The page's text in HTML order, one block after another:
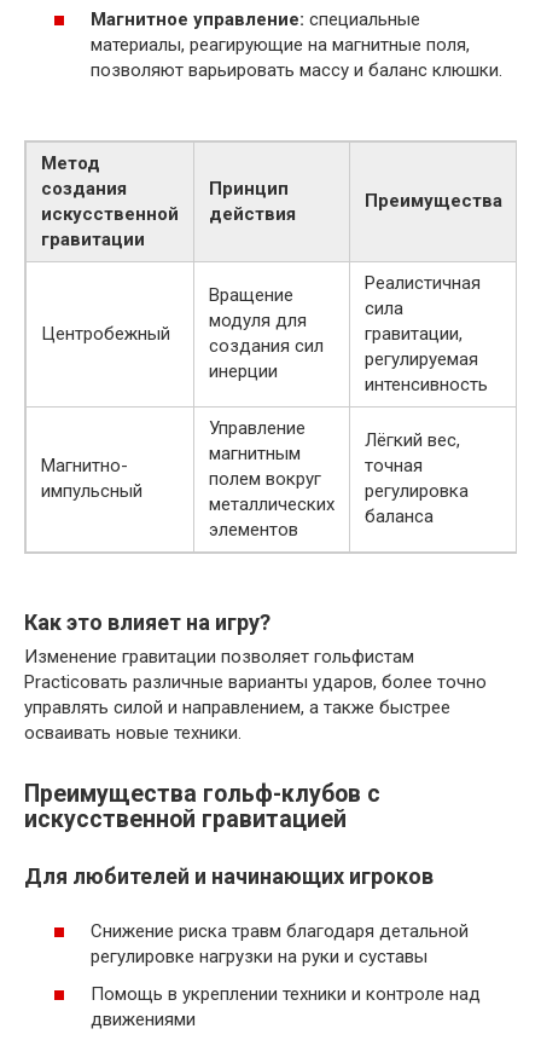
Магнитное управление: специальные
материалы, реагирующие на магнитные поля,
позволяют варьировать массу и баланс клюшки.
Метод
создания
искусственной
гравитации
Принцип
действия
Преимущества
Центробежный
Вращение
модуля для
создания сил
инерции
Реалистичная
сила
гравитации,
регулируемая
интенсивность
Магнитно-
импульсный
Управление
магнитным
полем вокруг
металлических
элементов
Лёгкий вес,
точная
регулировка
баланса
Как это влияет на игру?
Изменение гравитации позволяет гольфистам
Practiсовать различные варианты ударов, более точно
управлять силой и направлением, а также быстрее
осваивать новые техники.
Преимущества гольф-клубов с
искусственной гравитацией
Для любителей и начинающих игроков
Снижение риска травм благодаря детальной
регулировке нагрузки на руки и суставы
Помощь в укреплении техники и контроле над
движениями